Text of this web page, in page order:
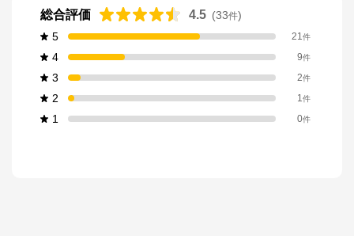
総合評価 4.5 (33件)
5
21件
4 9件
3 2件
2 1件
1 0件